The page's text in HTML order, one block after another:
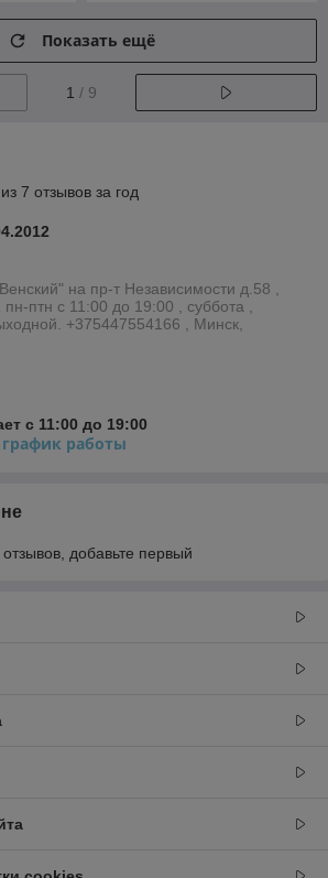
Показать ещё
1 / 9
7 отзывов за год
на пр-т Независимости д.58 ,
птн с 11:00 до 19:00 , суббота ,
+375447554166 , Минск,
с 11:00 до 19:00
график работы
добавьте первый